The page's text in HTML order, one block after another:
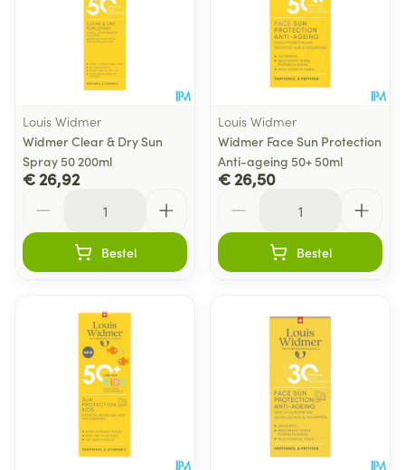
Louis Widmer
Widmer Clear & Dry Sun
Spray 50 200ml
€ 26,92
Bestel
Louis Widmer
Widmer Face Sun Protection
Anti-ageing 50+ 50ml
€ 26,50
Bestel